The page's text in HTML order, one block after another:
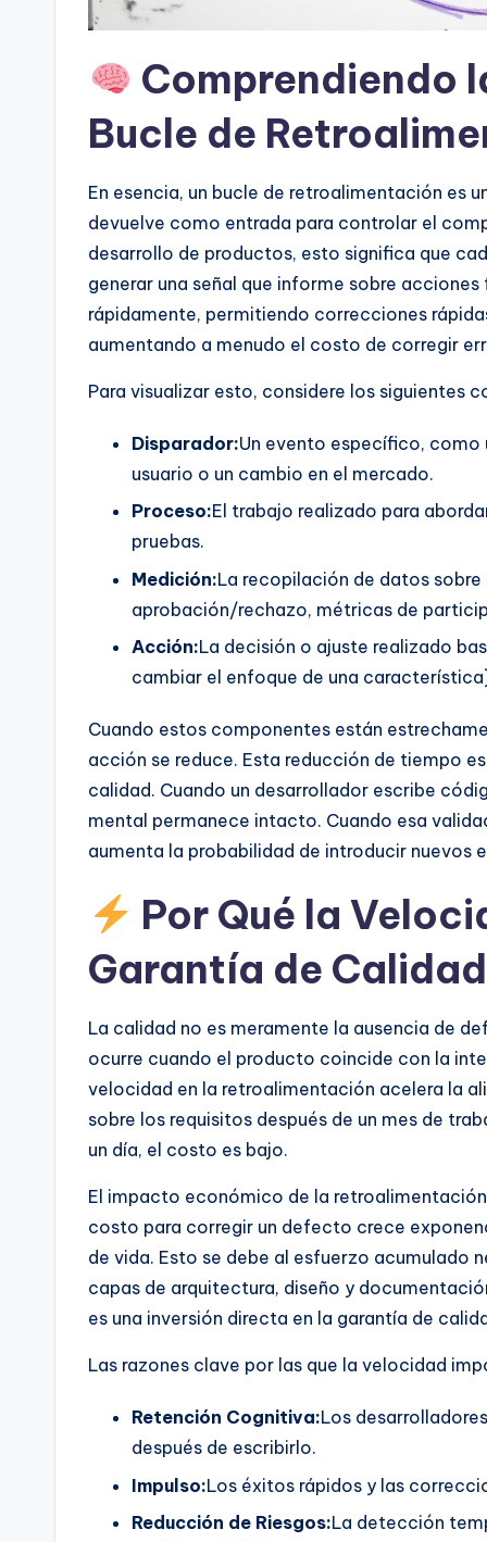
si
Comprendiendo
Bucle de
En esencia, un bucle de retroalimentación es
devuelve como entrada para controlar el
desarrollo de productos, esto significa que
generar una señal que informe sobre
rápidamente, permitiendo correcciones
aumentando a menudo el costo de corregir
Para visualizar esto, considere los siguientes
Disparador:Un evento específico, como
usuario o un cambio en el mercado.
Proceso:El trabajo realizado para
pruebas.
Medición:La recopilación de datos
aprobación/rechazo, métricas de
Acción:La decisión o ajuste realizado
cambiar el enfoque de una
Cuando estos componentes están
acción se reduce. Esta reducción de tiempo
calidad. Cuando un desarrollador escribe
mental permanece intacto. Cuando esa
aumenta la probabilidad de introducir nuevos
Por Qué la
Garantía de Calidad
La calidad no es meramente la ausencia de
ocurre cuando el producto coincide con la
velocidad en la retroalimentación acelera la
sobre los requisitos después de un mes de
un día, el costo es bajo.
El impacto económico de la
costo para corregir un defecto crece
de vida. Esto se debe al esfuerzo acumulado
capas de arquitectura, diseño y
es una inversión directa en la garantía de
Las razones clave por las que la velocidad
Retención Cognitiva:Los
después de escribirlo.
Impulso:Los éxitos rápidos y las
Reducción de Riesgos:La detección